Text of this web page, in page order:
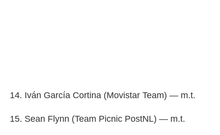
14. Iván García Cortina (Movistar Team) — m.t.
15. Sean Flynn (Team Picnic PostNL) — m.t.